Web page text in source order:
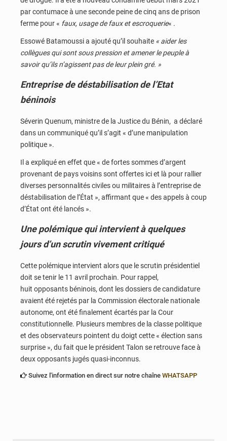
par contumace à une seconde peine de cinq ans de prison
ferme pour « faux, usage de faux et escroquerie« .
Essowé Batamoussi a ajouté qu’il souhaite « aider les
collègues qui sont sous pression et amener le peuple à
savoir qu’ils n’agissent pas de leur plein gré. »
Entreprise de déstabilisation de l’Etat
béninois
Séverin Quenum, ministre de la Justice du Bénin, a déclaré
dans un communiqué qu’il s’agit « d’une manipulation
politique ».
Il a expliqué en effet que « de fortes sommes d’argent
provenant de pays voisins sont offertes ici et là pour rallier
diverses personnalités civiles ou militaires à l’entreprise de
déstabilisation de l’État », affirmant que « des appels à coup
d’État ont été lancés ».
Une polémique qui intervient à quelques
jours d’un scrutin vivement critiqué
Cette polémique intervient alors que le scrutin présidentiel
doit se tenir le 11 avril prochain. Pour rappel,
huit opposants béninois, dont les dossiers de candidature
avaient été rejetés par la Commission électorale nationale
autonome, ont été finalement écartés par la Cour
constitutionnelle. Plusieurs membres de la classe politique
et des observateurs pointent du doigt cette « élection sans
surprise », du fait que le président Talon se retrouve face à
deux opposants jugés quasi-inconnus.
Suivez l'information en direct sur notre chaîne WHATSAPP